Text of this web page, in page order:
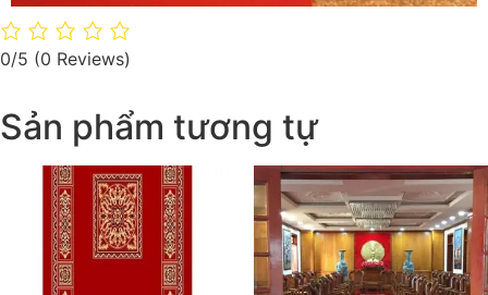
0/5 (0 Reviews)
Sản phẩm tương tự